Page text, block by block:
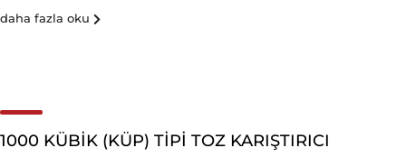
daha fazla oku
1000 KÜBİK (KÜP) TİPİ TOZ KARIŞTIRICI